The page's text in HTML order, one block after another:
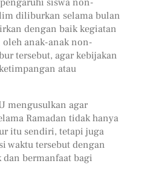
diliburkan selama bulan
dengan baik kegiatan
oleh anak-anak non-
tersebut, agar kebijakan
atau
mengusulkan agar
Ramadan tidak hanya
itu sendiri, tetapi juga
waktu tersebut dengan
bermanfaat bagi